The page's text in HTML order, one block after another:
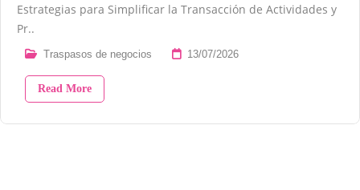
Estrategias para Simplificar la Transacción de Actividades y
Pr..
Traspasos de negocios 13/07/2026
Read More